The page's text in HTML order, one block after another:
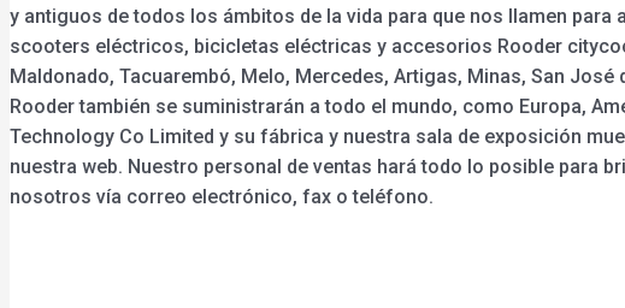
y antiguos de todos los ámbitos de la vida para que nos llamen
scooters eléctricos, bicicletas eléctricas y accesorios Rooder
Maldonado, Tacuarembó, Melo, Mercedes, Artigas, Minas, San
Rooder también se suministrarán a todo el mundo, como Europa,
Technology Co Limited y su fábrica y nuestra sala de exposición
nuestra web. Nuestro personal de ventas hará todo lo posible para
nosotros vía correo electrónico, fax o teléfono.